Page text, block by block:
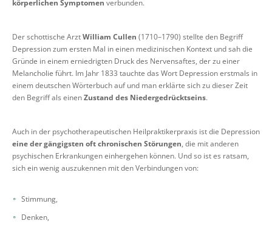
körperlichen Symptomen verbunden.
Der schottische ArztWilliam Cullen (1710–1790) stellte den Begriff
Depression zum ersten Mal in einen medizinischen Kontext und sah die
Gründe in einem erniedrigten Druck des Nervensaftes, der zu einer
Melancholie führt. Im Jahr 1833 tauchte das Wort Depression erstmals in
einem deutschen Wörterbuch auf und man erklärte sich zu dieser Zeit
den Begriff als einenZustand des Niedergedrücktseins.
Auch in der psychotherapeutischen Heilpraktikerpraxis ist die Depression
eine der gängigsten oft chronischen Störungen, die mit anderen
psychischen Erkrankungen einhergehen können. Und so ist es ratsam,
sich ein wenig auszukennen mit den Verbindungen von:
Stimmung,
Denken,